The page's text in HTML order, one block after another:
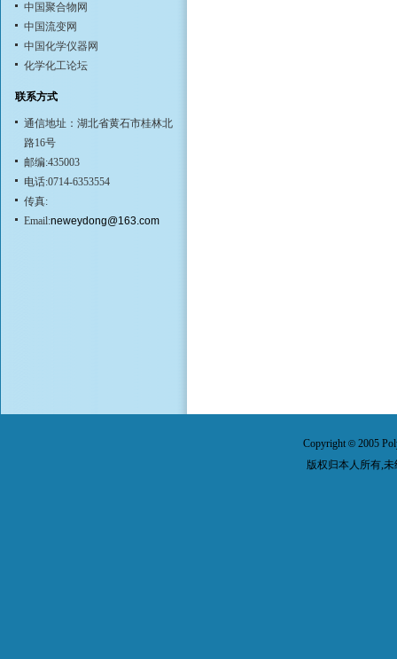
中国聚合物网
中国流变网
中国化学仪器网
化学化工论坛
联系方式
通信地址：湖北省黄石市桂林北
路16号
邮编:435003
电话:0714-6353554
传真:
Email:neweydong@163.com
Copyright© 2005
版权归本人所有,